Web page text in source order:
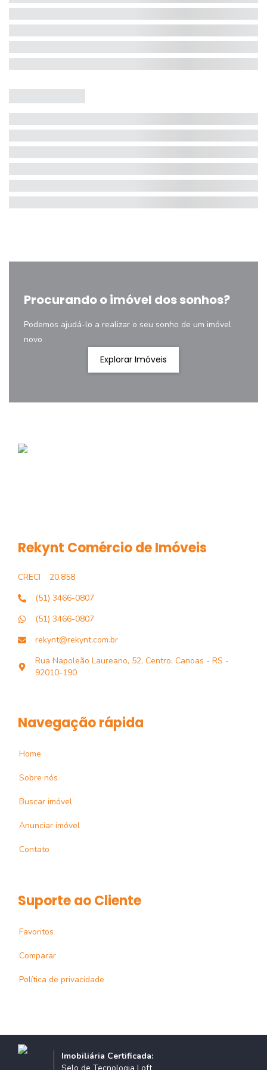
Procurando o imóvel dos sonhos?
Podemos ajudá-lo a realizar o seu sonho de um imóvel
novo
Explorar Imóveis
Rekynt Comércio de Imóveis
CRECI
20.858
(51) 3466-0807
(51) 3466-0807
rekynt@rekynt.com.br
Rua Napoleão Laureano, 52, Centro, Canoas - RS -
92010-190
Navegação rápida
Home
Sobre nós
Buscar imóvel
Anunciar imóvel
Contato
Suporte ao Cliente
Favoritos
Comparar
Política de privacidade
Imobiliária Certificada: